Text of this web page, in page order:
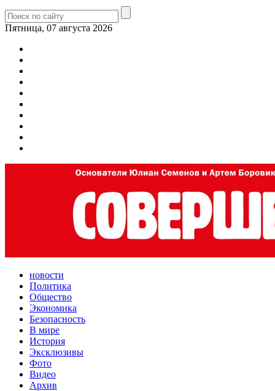
Пятница, 07 августа 2026
новости
Политика
Общество
Экономика
Безопасность
В мире
История
Эксклюзивы
Фото
Видео
Архив